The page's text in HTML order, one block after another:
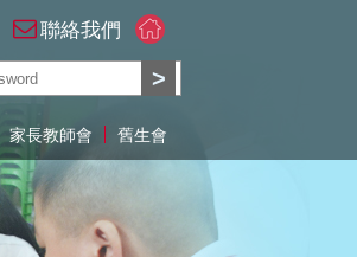
聯絡我們
家長教師會 舊生會